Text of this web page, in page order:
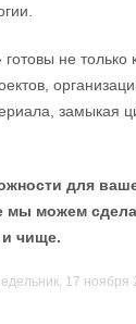
не только
замыкая
для
можем
и чище.
17 ноября